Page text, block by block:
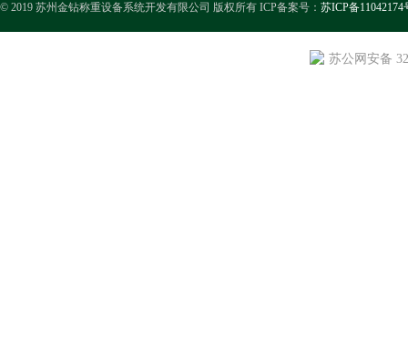
© 2019 苏州金钻称重设备系统开发有限公司 版权所有 ICP备案号： 苏ICP备11042174
苏公网安备